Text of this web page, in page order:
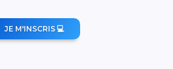
JE M'INSCRIS 💻